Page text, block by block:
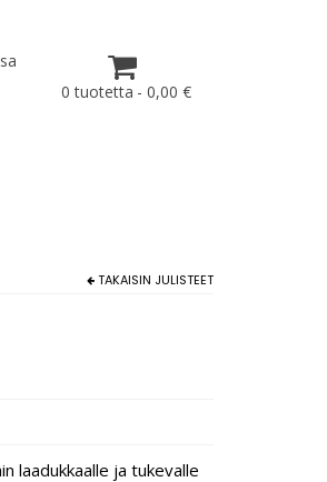
0 tuotetta
0,00 €
TAKAISIN JULISTEET
laadukkaalle ja tukevalle